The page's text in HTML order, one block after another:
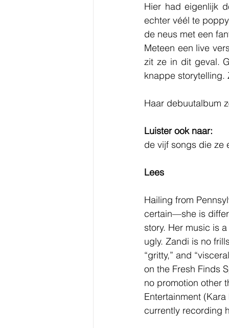
Hier had eigenlijk
echter véél te
de neus met een
Meteen een live
zit ze in dit geval.
knappe storytelling.
Haar debuutalbum
Luister ook naar:
de vijf songs die ze
Lees
Hailing from
certain—she is
story. Her music is
ugly. Zandi is no
“gritty,” and
on the Fresh Finds
no promotion other
Entertainment
currently recording